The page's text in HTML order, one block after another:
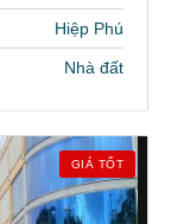
Hiệp Phú
Nhà đất
GIÁ TỐT